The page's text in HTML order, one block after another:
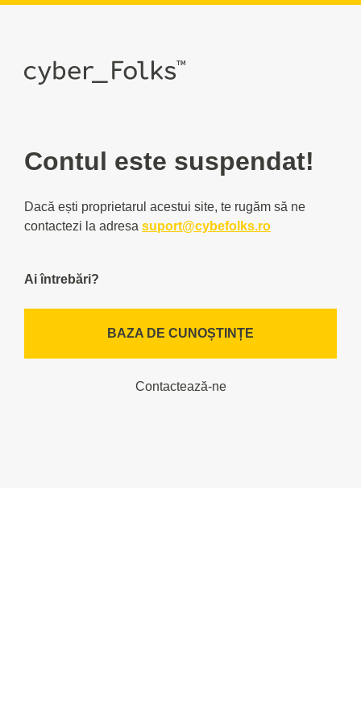
Contul este suspendat!
Dacă ești proprietarul acestui site, te rugăm să ne
contactezi la adresa suport@cybefolks.ro
Ai întrebări?
BAZA DE CUNOȘTINȚE
Contactează-ne